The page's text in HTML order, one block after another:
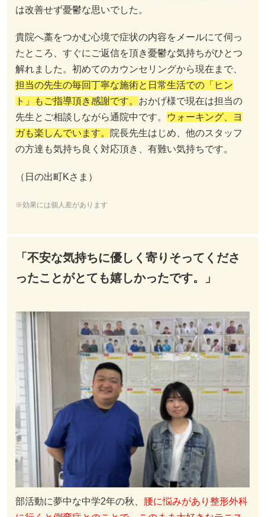
は改善せず憂鬱な思いでした。
貴院へ藁をつかむ心境で症状の内容をメールにて伺っ
たところ、すぐにご返信を頂き憂鬱な気持ちがひとつ
解れました。初めてのカウンセリングから現在まで、
担当の先生の毎回丁寧な施術と日常生活での「ヒン
ト」もご指導頂き感謝です。 おかげ様で現在は担当の
先生とご相談しながら通院中です。
ウォーキング、ヨ
ガも楽しんでいます。
院長先生はじめ、他のスタッフ
の方達も気持ち良く対応頂き、有難い気持ちです。
（日の出町Kさま）
※効果には個人差があります
「不安な気持ちに優しく寄りそってくださ
ったことがとても嬉しかったです。」
部活動に夢中な中学2年の秋、 腰に悩みがあり整形外科